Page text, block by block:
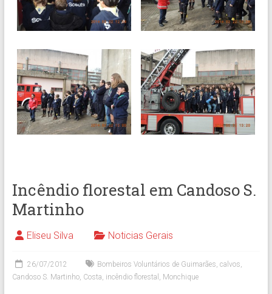
Incêndio florestal em Candoso S.
Martinho
Eliseu Silva Noticias Gerais
26/07/2012 Bombeiros Voluntários de Guimarães calvos
Candoso S. Martinho, Costa incêndio florestal Monchique